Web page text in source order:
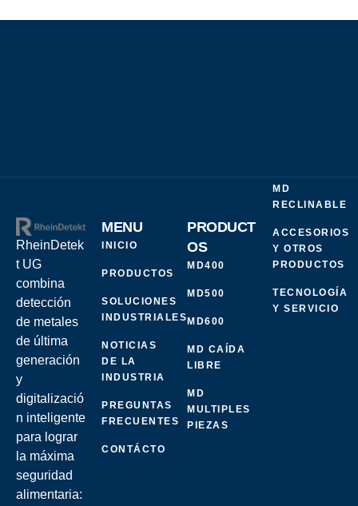
RheinDetek
t UG
combina
detección
de metales
de última
generación
y
digitalizació
n inteligente
para lograr
la máxima
seguridad
alimentaria:
MENU
INICIO
PRODUCTOS
SOLUCIONES
INDUSTRIALES
NOTICIAS
DE LA
INDUSTRIA
PREGUNTAS
FRECUENTES
CONTÁCTO
PRODUCT
OS
MD400
MD500
MD600
MD CAÍDA
LIBRE
MD
MULTIPLES
PIEZAS
MD
RECLINABLE
ACCESORIOS
Y OTROS
PRODUCTOS
TECNOLOGÍA
Y SERVICIO